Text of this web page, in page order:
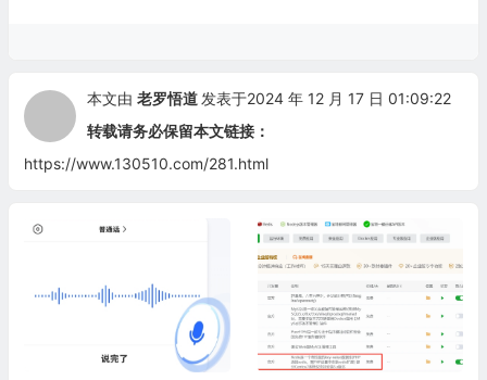
本文由 老罗悟道 发表于2024 年 12 月 17 日 01:09:22
转载请务必保留本文链接：
https://www.130510.com/281.html